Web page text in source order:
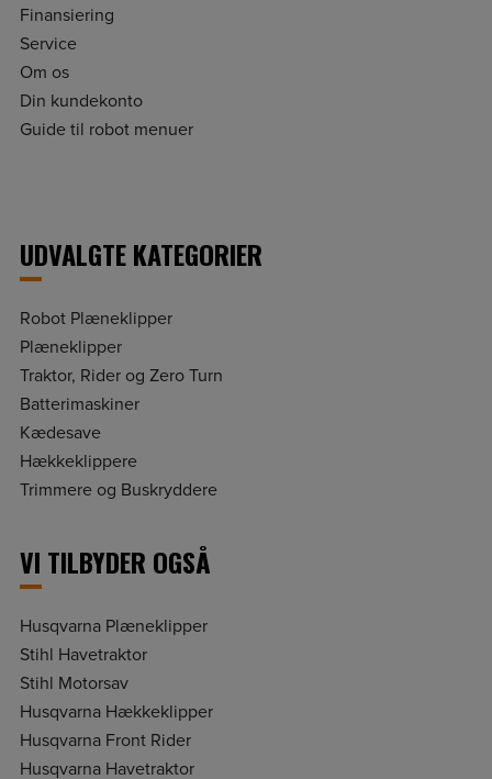
Finansiering
Service
Om os
Din kundekonto
Guide til robot menuer
UDVALGTE KATEGORIER
Robot Plæneklipper
Plæneklipper
Traktor, Rider og Zero Turn
Batterimaskiner
Kædesave
Hækkeklippere
Trimmere og Buskryddere
VI TILBYDER OGSÅ
Husqvarna Plæneklipper
Stihl Havetraktor
Stihl Motorsav
Husqvarna Hækkeklipper
Husqvarna Front Rider
Husqvarna Havetraktor